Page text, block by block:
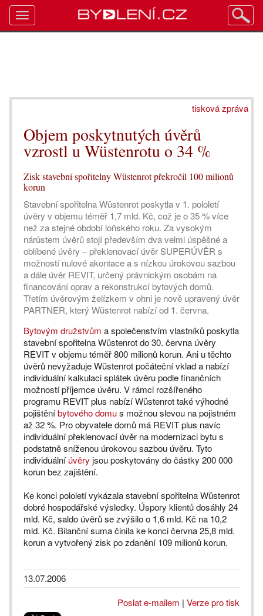
tisková zpráva
Objem poskytnutých úvěrů
vzrostl u Wüstenrotu o 34 %
Zisk stavební spořitelny Wüstenrot překročil 100 milionů
korun
Stavební spořitelna Wüstenrot poskytla v 1. pololetí
úvěry v objemu téměř 1,7 mld. Kč, což je o 35 % více
než za stejné období loňského roku. Za vysokým
nárůstem úvěrů stojí především dva velmi úspěšné a
oblíbené úvěry – překlenovací úvěr SUPERÚVĚR s
možností nulové akontace a s nízkou úrokovou sazbou
a dále úvěr REVIT, určený právnickým osobám na
financování oprav a rekonstrukcí bytových domů.
Třetím úvěrovým želízkem v ohni je nově upravený úvěr
PARTNER, který Wüstenrot nabízí od 1. června.
Bytovým družstvům a společenstvím vlastníků poskytla
stavební spořitelna Wüstenrot do 30. června úvěry
REVIT v objemu téměř 800 milionů korun. Ani u těchto
úvěrů nevyžaduje Wüstenrot počáteční vklad a nabízí
individuální kalkulaci splátek úvěru podle finančních
možností příjemce úvěru. V rámci rozšířeného
programu REVIT plus nabízí Wüstenrot také výhodné
pojištěníbytového domus možnou slevou na pojistném
až 32 %. Pro obyvatele domů má REVIT plus navíc
individuální překlenovací úvěr na modernizaci bytu s
podstatně sníženou úrokovou sazbou úvěru. Tyto
individuálníúvěry jsou poskytovány do částky 200 000
korun bez zajištění.
Ke konci pololetí vykázala stavební spořitelna Wüstenrot
dobré hospodářské výsledky. Úspory klientů dosáhly 24
mld. Kč, saldo úvěrů se zvýšilo o 1,6 mld. Kč na 10,2
mld. Kč. Bilanční suma činila ke konci června 25,8 mld.
korun a vytvořený zisk po zdanění 109 milionů korun.
13.07.2006
Poslat e-mailem | Verze pro tisk
Toggle
navigation